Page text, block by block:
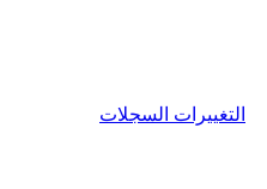
التغييرات السجلات